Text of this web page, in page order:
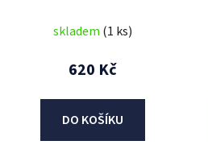
skladem (1 ks)
620 Kč
DO KOŠÍKU